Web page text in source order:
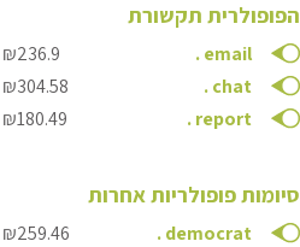
הפופולרית תקשורת
.email
₪236.9
.chat
₪304.58
.report
₪180.49
סיומות פופולריות אחרות
.democrat
₪259.46